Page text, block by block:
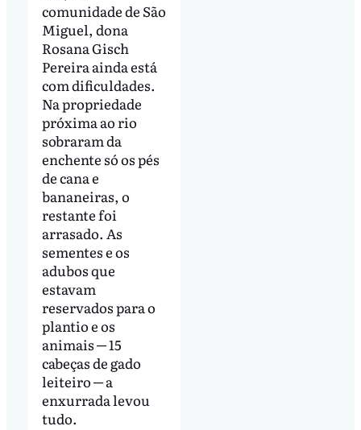
comunidade de São
Miguel, dona
Rosana Gisch
Pereira ainda está
com dificuldades.
Na propriedade
próxima ao rio
sobraram da
enchente só os pés
de cana e
bananeiras, o
restante foi
arrasado. As
sementes e os
adubos que
estavam
reservados para o
plantio e os
animais ─ 15
cabeças de gado
leiteiro ─ a
enxurrada levou
tudo.